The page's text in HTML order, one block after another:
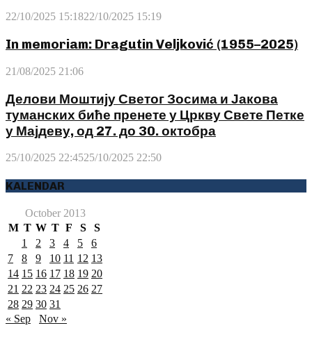
22/10/2025 15:1822/10/2025 15:19
In memoriam: Dragutin Veljković (1955–2025)
21/08/2025 21:06
Делови Моштију Светог Зосима и Јакова
туманских биће пренете у Цркву Свете Петке
у Мајдеву, од 27. до 30. октобра
25/10/2025 22:4525/10/2025 22:50
KALENDAR
October 2013
M T W T F S
S
1
2 3 4 5
6
7
8 9 10 11 12 13
14 15 16 17 18 19 20
21 22 23 24 25 26 27
28 29 30 31
« Sep
Nov »